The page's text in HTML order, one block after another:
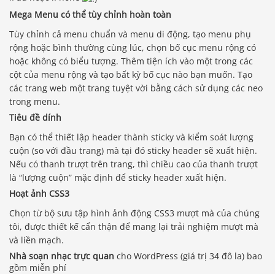
Mega Menu có thể tùy chỉnh hoàn toàn
Tùy chỉnh cả menu chuẩn và menu di động, tạo menu phụ
rộng hoặc bình thường cùng lúc, chọn bố cục menu rộng có
hoặc không có biểu tượng. Thêm tiện ích vào một trong các
cột của menu rộng và tạo bất kỳ bố cục nào bạn muốn. Tạo
các trang web một trang tuyệt vời bằng cách sử dụng các neo
trong menu.
Tiêu đề dính
Bạn có thể thiết lập header thành sticky và kiểm soát lượng
cuộn (so với đầu trang) mà tại đó sticky header sẽ xuất hiện.
Nếu có thanh trượt trên trang, thì chiều cao của thanh trượt
là “lượng cuộn” mặc định để sticky header xuất hiện.
Hoạt ảnh CSS3
Chọn từ bộ sưu tập hình ảnh động CSS3 mượt mà của chúng
tôi, được thiết kế cẩn thận để mang lại trải nghiệm mượt mà
và liền mạch.
Nhà soạn nhạc trực quan cho WordPress (giá trị 34 đô la) bao
gồm miễn phí